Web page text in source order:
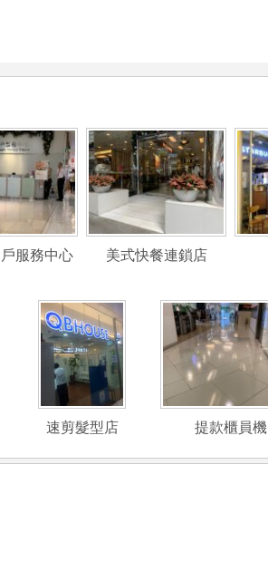
服務中心 美式快餐連鎖店
速剪髮型店 提款櫃員機